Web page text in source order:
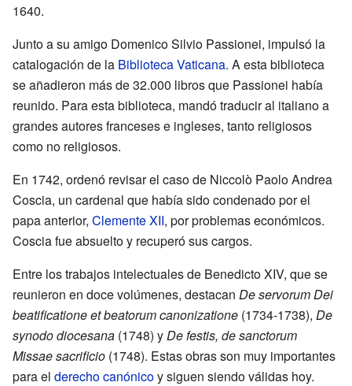
1640.
Junto a su amigo Domenico Silvio Passionei, impulsó la
catalogación de la Biblioteca Vaticana. A esta biblioteca
se añadieron más de 32.000 libros que Passionei había
reunido. Para esta biblioteca, mandó traducir al italiano a
grandes autores franceses e ingleses, tanto religiosos
como no religiosos.
En 1742, ordenó revisar el caso de Niccolò Paolo Andrea
Coscia, un cardenal que había sido condenado por el
papa anterior, Clemente XII, por problemas económicos.
Coscia fue absuelto y recuperó sus cargos.
Entre los trabajos intelectuales de Benedicto XIV, que se
reunieron en doce volúmenes, destacan De servorum Dei
beatificatione et beatorum canonizatione (1734-1738), De
synodo diocesana (1748) yDe festis, de sanctorum
Missae sacrificio (1748). Estas obras son muy importantes
para el derecho canónicoy siguen siendo válidas hoy.